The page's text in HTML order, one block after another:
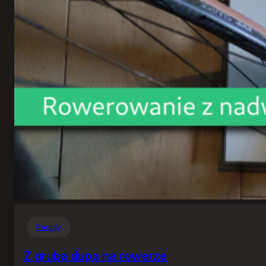
Porady
Z grubą dupą na rowerze